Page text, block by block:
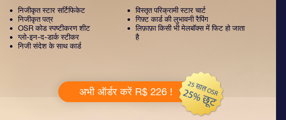
निजीकृत स्टार सर्टिफिकेट
निजीकृत पत्र
OSR कोड स्पष्टीकरण शीट
ग्लो-इन-द-डार्क स्टीकर
निजी संदेश के साथ कार्ड
विस्तृत परिक्रामी स्टार चार्ट
गिफ़्ट कार्ड की लुभावनी रैपिंग
लिफ़ाफ़ा किसी भी मेलबॉक्स में फिट हो जाता
है
अभी ऑर्डर करें R$ 226 !